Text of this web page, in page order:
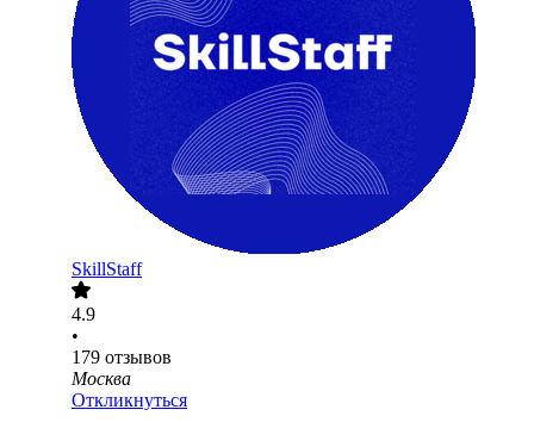
SkillStaff
4.9
•
179 отзывов
Москва
Откликнуться